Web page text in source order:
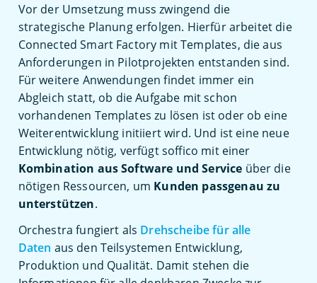
Vor der Umsetzung muss zwingend die
strategische Planung erfolgen. Hierfür arbeitet die
Connected Smart Factory mit Templates, die aus
Anforderungen in Pilotprojekten entstanden sind.
Für weitere Anwendungen findet immer ein
Abgleich statt, ob die Aufgabe mit schon
vorhandenen Templates zu lösen ist oder ob eine
Weiterentwicklung initiiert wird. Und ist eine neue
Entwicklung nötig, verfügt soffico mit einer
Kombination aus Software und Service über die
nötigen Ressourcen, um Kunden passgenau zu
unterstützen.
Orchestra fungiert als Drehscheibe für alle
Daten aus den Teilsystemen Entwicklung,
Produktion und Qualität. Damit stehen die